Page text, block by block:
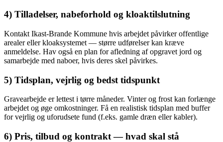
4) Tilladelser, nabeforhold og kloaktilslutning
Kontakt Ikast‑Brande Kommune hvis arbejdet påvirker offentlige
arealer eller kloaksystemet — større udførelser kan kræve
anmeldelse. Hav også en plan for afledning af opgravet jord og
samarbejde med naboer, hvis deres skel påvirkes.
5) Tidsplan, vejrlig og bedst tidspunkt
Gravearbejde er lettest i tørre måneder. Vinter og frost kan forlænge
arbejdet og øge omkostninger. Få en realistisk tidsplan med buffer
for vejrlig og uforudsete fund (f.eks. gamle dræn eller kabler).
6) Pris, tilbud og kontrakt — hvad skal stå